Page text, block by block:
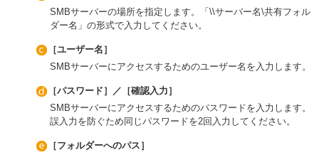
SMBサーバーの場所を指定します。「\\サーバー名\共有フォル
ダー名」の形式で入力してください。
［ユーザー名］
SMBサーバーにアクセスするためのユーザー名を入力します。
［パスワード］／［確認入力］
SMBサーバーにアクセスするためのパスワードを入力します。
誤入力を防ぐため同じパスワードを2回入力してください。
［フォルダーへのパス］